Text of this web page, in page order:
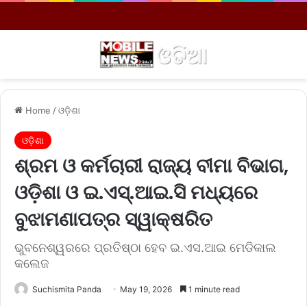
Home /ଓଡ଼ିଶା
ଓଡ଼ିଶା
ଶ୍ରମ ଓ କର୍ମଚାରୀ ରାଜ୍ୟ ବୀମା ବିଭାଗ,
ଓଡ଼ିଶା ଓ ଇ.ଏସ୍.ଆଇ.ସି ମଧ୍ୟରେ
ବୁଝାମଣାପତ୍ର ସ୍ୱାକ୍ଷରିତ
ଭୁବନେଶ୍ୱରରେ ପ୍ରତିଷ୍ଠା ହେବ ଇ.ଏସ.ଆଇ ମେଡିକାଲ
କଲେଜ
Suchismita Panda May 19, 2026 1 minute read